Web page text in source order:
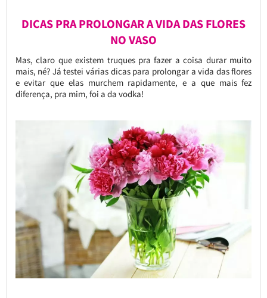
DICAS PRA PROLONGAR A VIDA DAS FLORES
NO VASO
Mas, claro que existem truques pra fazer a coisa durar muito
mais, né? Já testei várias dicas para prolongar a vida das flores
e evitar que elas murchem rapidamente, e a que mais fez
diferença, pra mim, foi a da vodka!